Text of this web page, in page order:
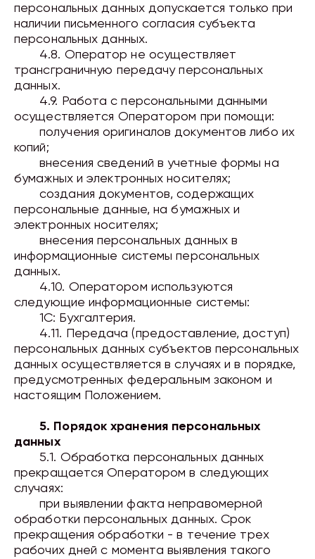
персональных данных допускается только при
наличии письменного согласия субъекта
персональных данных.
4.8. Оператор не осуществляет
трансграничную передачу персональных
данных.
4.9. Работа с персональными данными
осуществляется Оператором при помощи:
получения оригиналов документов либо их
копий;
внесения сведений в учетные формы на
бумажных и электронных носителях;
создания документов, содержащих
персональные данные, на бумажных и
электронных носителях;
внесения персональных данных в
информационные системы персональных
данных.
4.10. Оператором используются
следующие информационные системы:
1C: Бухгалтерия.
4.11. Передача (предоставление, доступ)
персональных данных субъектов персональных
данных осуществляется в случаях и в порядке,
предусмотренных федеральным законом и
настоящим Положением.
5. Порядок хранения персональных
данных
5.1. Обработка персональных данных
прекращается Оператором в следующих
случаях:
привыявлении факта неправомерной
обработки персональных данных. Срок
прекращения обработки - в течение трех
рабочих дней с момента выявления такого